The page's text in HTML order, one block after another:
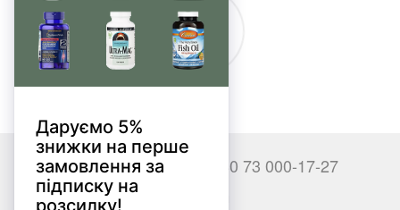
+380 66 000-17-27 +380 73 000-17-27